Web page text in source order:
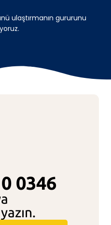
ulaştırmanın gururunu
0346